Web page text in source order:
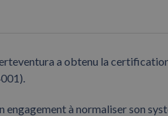
a obtenu la
engagement à normaliser son